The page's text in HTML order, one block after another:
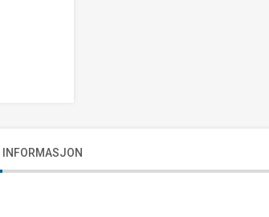
INFORMASJON